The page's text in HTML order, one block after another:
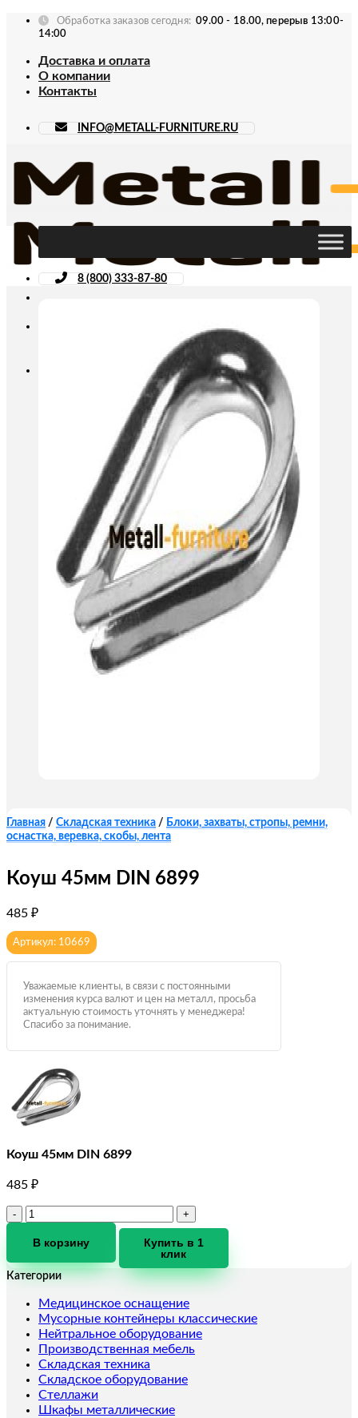
Skip
Обработка заказов сегодня: 09.00 - 18.00, перерыв 13:00-
14:00
Доставка и оплата
О компании
Контакты
INFO@METALL-FURNITURE.RU
8 (800) 333-87-80
Главная / Складская техника / Блоки, захваты, стропы, ремни,
оснастка, веревка, скобы, лента
Коуш 45мм DIN 6899
485 ₽
Артикул: 10669
Уважаемые клиенты, в связи с постоянными
изменения курса валют и цен на металл, просьба
актуальную стоимость уточнять у менеджера!
Спасибо за понимание.
Коуш 45мм DIN 6899
485 ₽
Количество
Коуш
DIN
В корзину
Купить в 1
клик
Категории
Медицинское оснащение
Мусорные контейнеры классические
Нейтральное оборудование
Производственная мебель
Складская техника
Складское оборудование
Стеллажи
Шкафы металлические